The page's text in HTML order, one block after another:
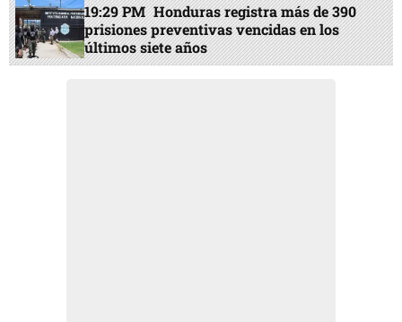
19:29 PM Honduras registra más de 390
prisiones preventivas vencidas en los
últimos siete años